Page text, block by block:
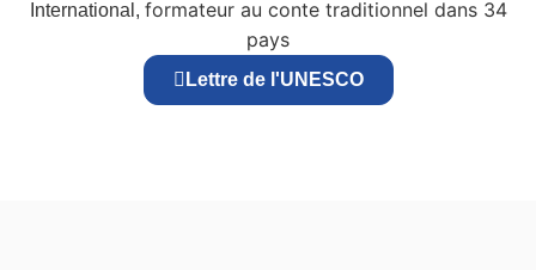
International, formateur au conte traditionnel dans 34
pays
Lettre de l'UNESCO